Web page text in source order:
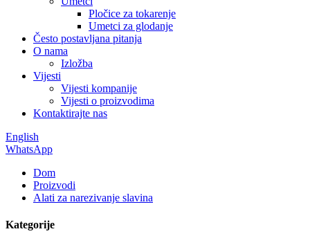
Pločice za tokarenje
Umetci za glodanje
Često postavljana pitanja
O nama
Izložba
Vijesti
Vijesti kompanije
Vijesti o proizvodima
Kontaktirajte nas
English
WhatsApp
Dom
Proizvodi
Alati za narezivanje slavina
Kategorije